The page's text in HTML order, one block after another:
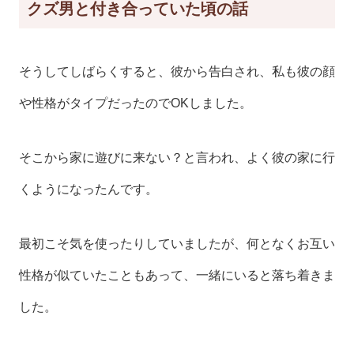
クズ男と付き合っていた頃の話
そうしてしばらくすると、彼から告白され、私も彼の顔
や性格がタイプだったのでOKしました。
そこから家に遊びに来ない？と言われ、よく彼の家に行
くようになったんです。
最初こそ気を使ったりしていましたが、何となくお互い
性格が似ていたこともあって、一緒にいると落ち着きま
した。